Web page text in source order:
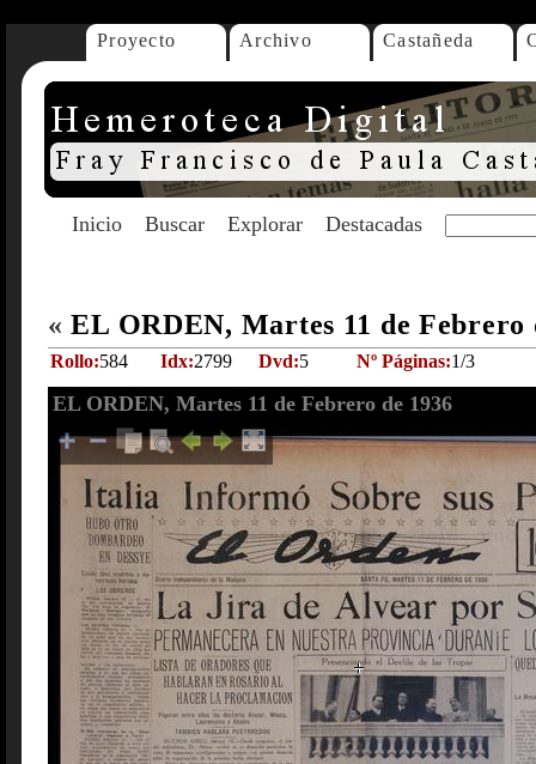
Proyecto Archivo Castañeda
Inicio Buscar Explorar Destacadas
« EL ORDEN, Martes 11 de Febrero
Rollo:584 Idx:2799 Dvd:5 Nº Páginas:1/3
EL ORDEN, Martes 11 de Febrero de 1936